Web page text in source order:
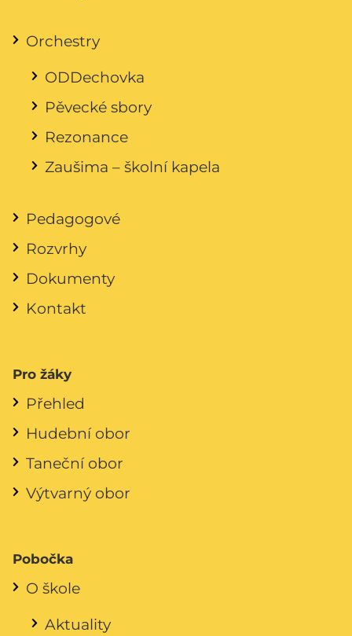
Orchestry
ODDechovka
Pěvecké sbory
Rezonance
Zaušima – školní kapela
Pedagogové
Rozvrhy
Dokumenty
Kontakt
Pro žáky
Přehled
Hudební obor
Taneční obor
Výtvarný obor
Pobočka
O škole
Aktuality